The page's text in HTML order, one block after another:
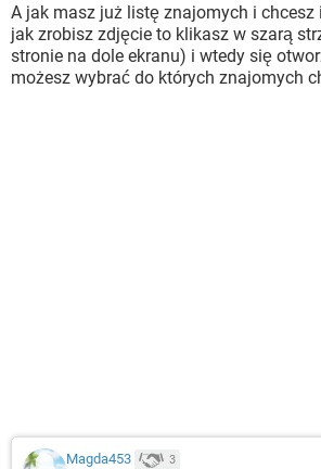
A jak masz już listę znajomych i chcesz
jak zrobisz zdjęcie to klikasz w szarą
stronie na dole ekranu) i wtedy się
możesz wybrać do których znajomych
Magda453 3